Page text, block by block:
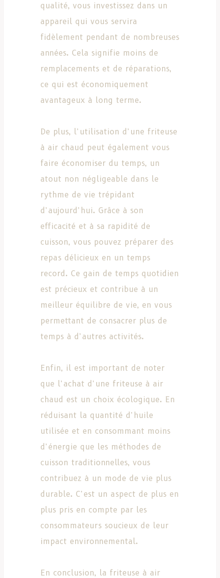
qualité, vous investissez dans un
appareil qui vous servira
fidèlement pendant de nombreuses
années. Cela signifie moins de
remplacements et de réparations,
ce qui est économiquement
avantageux à long terme.
De plus, l’utilisation d’une friteuse
à air chaud peut également vous
faire économiser du temps, un
atout non négligeable dans le
rythme de vie trépidant
d’aujourd’hui. Grâce à son
efficacité et à sa rapidité de
cuisson, vous pouvez préparer des
repas délicieux en un temps
record. Ce gain de temps quotidien
est précieux et contribue à un
meilleur équilibre de vie, en vous
permettant de consacrer plus de
temps à d’autres activités.
Enfin, il est important de noter
que l’achat d’une friteuse à air
chaud est un choix écologique. En
réduisant la quantité d’huile
utilisée et en consommant moins
d’énergie que les méthodes de
cuisson traditionnelles, vous
contribuez à un mode de vie plus
durable. C’est un aspect de plus en
plus pris en compte par les
consommateurs soucieux de leur
impact environnemental.
En conclusion, la friteuse à air